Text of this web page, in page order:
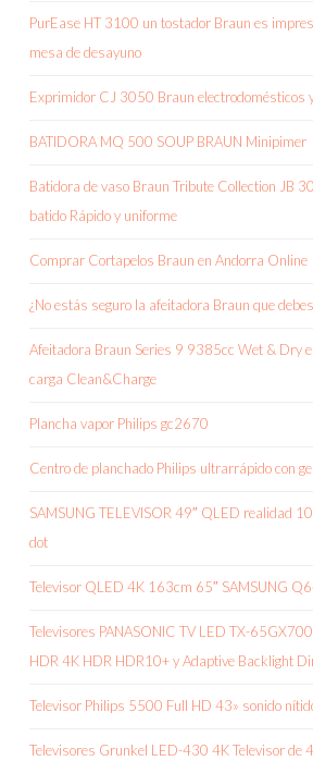
PurEase HT 3100 un tostador Braun es
mesa de desayuno
Exprimidor CJ 3050 Braun electrodomésticos
BATIDORA MQ 500 SOUP BRAUN Minipimer
Batidora de vaso Braun Tribute Collection JB
batido Rápido y uniforme
Comprar Cortapelos Braun en Andorra Online
¿No estás seguro la afeitadora Braun que
Afeitadora Braun Series 9 9385cc Wet & Dry
carga Clean&Charge
Plancha vapor Philips gc2670
Centro de planchado Philips ultrarrápido con
SAMSUNG TELEVISOR 49″ QLED realidad
dot
Televisor QLED 4K 163cm 65″ SAMSUNG
Televisores PANASONIC TV LED TX-
HDR 4K HDR HDR10+ y Adaptive Backlight
Televisor Philips 5500 Full HD 43» sonido
Televisores Grunkel LED-430 4K Televisor de